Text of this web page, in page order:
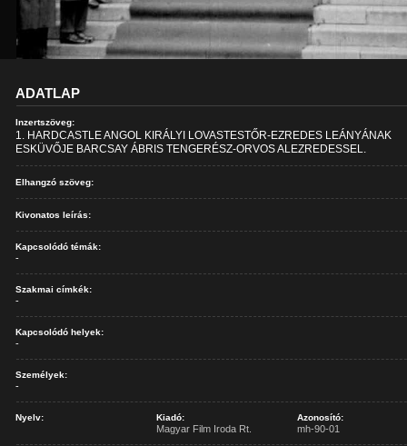
ADATLAP
Inzertszöveg:
1. HARDCASTLE ANGOL KIRÁLYI LOVASTESTŐR-EZREDES LEÁNYÁNAK
ESKÜVŐJE BARCSAY ÁBRIS TENGERÉSZ-ORVOS ALEZREDESSEL.
Elhangzó szöveg:
Kivonatos leírás:
Kapcsolódó témák:
-
Szakmai címkék:
-
Kapcsolódó helyek:
-
Személyek:
-
Nyelv: Kiadó:
Magyar Film Iroda Rt.
Azonosító:
mh-90-01